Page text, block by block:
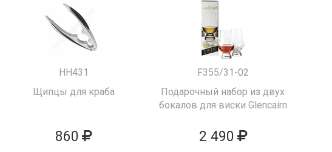
HH431
Щипцы для краба
860
F355/31-02
Подарочный набор из двух
бокалов для виски Glencairn
2 490